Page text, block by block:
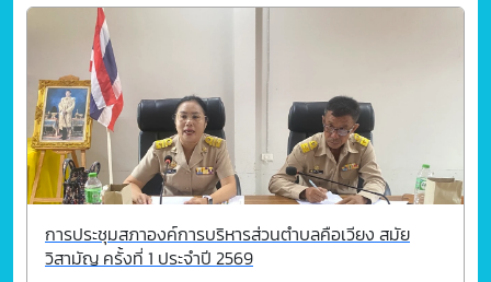
การประชุมสภาองค์การบริหารส่วนตำบลคือเวียง สมัย
วิสามัญ ครั้งที่ 1 ประจำปี 2569